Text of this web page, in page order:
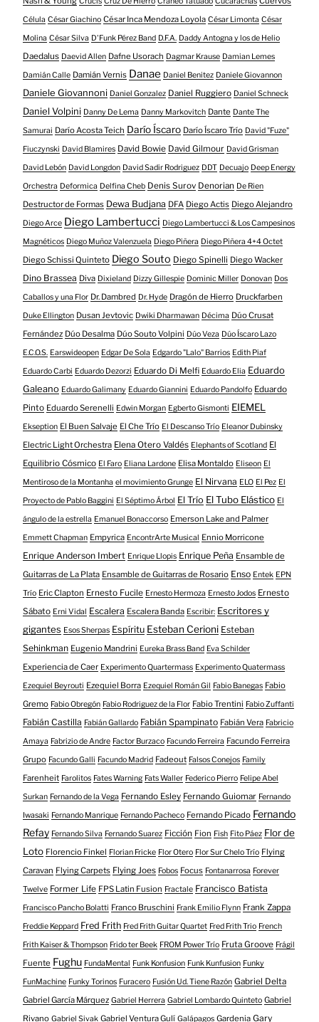
Célula César Giachino César Inca Mendoza Loyola César Limonta César
Molina César Silva D'Funk Pérez Band D.F.A. Daddy Antogna y los de Helio
Daedalus Daevid Allen Dafne Usorach Dagmar Krause Damian Lemes
Damián Calle Damián Vernis Danae Daniel Benitez Daniele Giovannon
Daniele Giovannoni Daniel Gonzalez Daniel Ruggiero Daniel Schneck
Daniel Volpini Danny De Lema Danny Markovitch Dante Dante The
Samurai Darío Acosta Teich Darío Íscaro Darío Íscaro Trío David "Fuze"
Fiuczynski David Blamires David Bowie David Gilmour David Grisman
David Lebón David Longdon David Sadir Rodriguez DDT Decuajo Deep Energy
Orchestra Deformica Delfina Cheb Denis Surov Denorian De Rien
Destructor de Formas Dewa Budjana DFA Diego Actis Diego Alejandro
Diego Arce Diego Lambertucci Diego Lambertucci & Los Campesinos
Magnéticos Diego Muñoz Valenzuela Diego Piñera Diego Piñera 4+4 Octet
Diego Schissi Quinteto Diego Souto Diego Spinelli Diego Wacker
Dino Brassea Diva Dixieland Dizzy Gillespie Dominic Miller Donovan Dos
Caballos y una Flor Dr. Dambred Dr. Hyde Dragón de Hierro Druckfarben
Duke Ellington Dusan Jevtovic Dwiki Dharmawan Décima Dúo Crusat
Fernández Dúo Desalma Dúo Souto Volpini Dúo Veza Dúo Íscaro Lazo
E.C.O.S. Earswideopen Edgar De Sola Edgardo "Lalo" Barrios Edith Piaf
Eduardo Carbi Eduardo Dezorzi Eduardo Di Melfi Eduardo Elia Eduardo
Galeano Eduardo Galimany Eduardo Giannini Eduardo Pandolfo Eduardo
Pinto Eduardo Serenelli Edwin Morgan Egberto Gismonti EIEMEL
Ekseption El Buen Salvaje El Che Trío El Descanso Trío Eleanor Dubinsky
Electric Light Orchestra Elena Otero Valdés Elephants of Scotland El
Equilibrio Cósmico El Faro Eliana Lardone Elisa Montaldo Eliseon El
Mentiroso de la Montanha el movimiento Grunge El Nirvana ELO El Pez El
Proyecto de Pablo Baggini El Séptimo Árbol El Trío El Tubo Elástico El
ángulo de la estrella Emanuel Bonaccorso Emerson Lake and Palmer
Emmett Chapman Empyrica EncontrArte Musical Ennio Morricone
Enrique Anderson Imbert Enrique Llopis Enrique Peña Ensamble de
Guitarras de La Plata Ensamble de Guitarras de Rosario Enso Entek EPN
Trío Eric Clapton Ernesto Fucile Ernesto Hermoza Ernesto Jodos Ernesto
Sábato Erni Vidal Escalera Escalera Banda Escribir: Escritores y
gigantes Esos Sherpas Espíritu Esteban Cerioni Esteban
Sehinkman Eugenio Mandrini Eureka Brass Band Eva Schilder
Experiencia de Caer Experimento Quartermass Experimento Quatermass
Ezequiel Beyrouti Ezequiel Borra Ezequiel Román Gil Fabio Banegas Fabio
Gremo Fabio Obregón Fabio Rodriguez de la Flor Fabio Trentini Fabio Zuffanti
Fabián Castilla Fabián Gallardo Fabián Spampinato Fabián Vera Fabricio
Amaya Fabrizio de Andre Factor Burzaco Facundo Ferreira Facundo Ferreira
Grupo Facundo Galli Facundo Madrid Fadeout Falsos Conejos Family
Farenheit Farolitos Fates Warning Fats Waller Federico Pierro Felipe Abel
Surkan Fernando de la Vega Fernando Esley Fernando Guiomar Fernando
Iwasaki Fernando Manrique Fernando Pacheco Fernando Picado Fernando
Refay Fernando Silva Fernando Suarez Ficción Fion Fish Fito Páez Flor de
Loto Florencio Finkel Florian Fricke Flor Otero Flor Sur Chelo Trío Flying
Caravan Flying Carpets Flying Joes Fobos Focus Fontanarrosa Forever
Twelve Former Life FPS Latin Fusion Fractale Francisco Batista
Francisco Pancho Bolatti Franco Bruschini Frank Emilio Flynn Frank Zappa
Freddie Keppard Fred Frith Fred Frith Guitar Quartet Fred Frith Trio French
Frith Kaiser & Thompson Frido ter Beek FROM Power Trío Fruta Groove Frágil
Fuente Fughu FundaMental Funk Konfusion Funk Kunfusion Funky
FunMachine Funky Torinos Furacero Fusión Ud. Tiene Razón Gabriel Delta
Gabriel García Márquez Gabriel Herrera Gabriel Lombardo Quinteto Gabriel
Rivano Gabriel Sivak Gabriel Ventura Gulí Galápagos Gardenia Gary